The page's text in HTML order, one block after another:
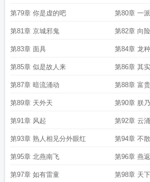
第79章 你是虚的吧 第80章 一
第81章 京城邪鬼 第82章 向
第83章 面具 第84章 龙种
第85章 似是故人来 第86章 其
第87章 暗流涌动 第88章 富
第89章 天外天 第90章 朕
第91章 风起 第92章 云涌
第93章 熟人相见分外眼红 第94章 不
第95章 北燕南飞 第96章 燕返
第97章 如有雷童 第98章 天